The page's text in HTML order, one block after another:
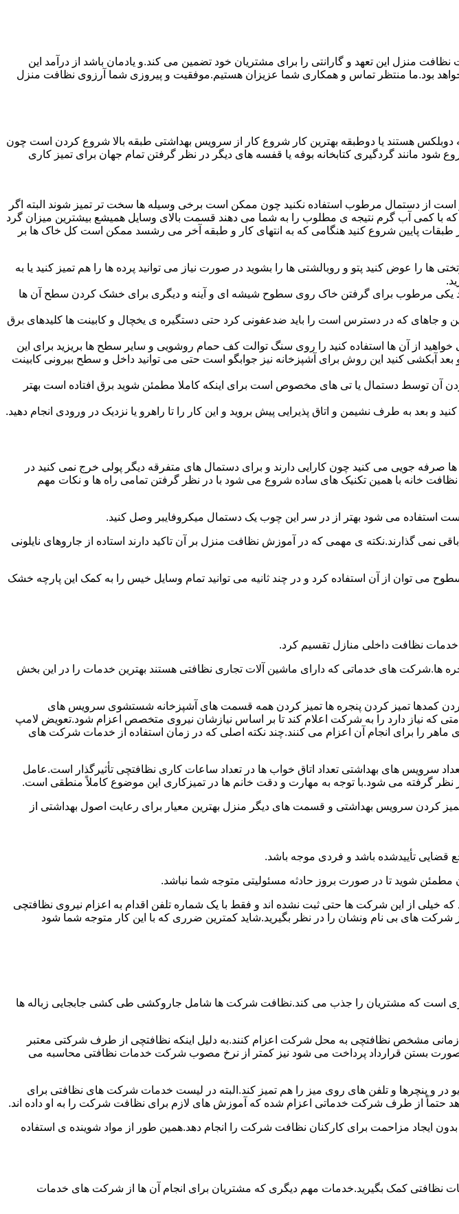
منزل این تعهد و گارانتی را برای مشتریان خود تضمین می کند.و یادمان باشد از درآمد این
بود.ما منتظر تماس و همکاری شما عزیزان هستیم.موفقیت و پیروزی شما آرزوی نظافت منزل
هستند یا دوطبقه بهترین کار شروع کار از سرویس بهداشتی طبقه بالا شروع کردن است چون
شود مانند گردگیری کتابخانه بوفه یا قفسه های دیگر در نظر گرفتن تمام جهان برای تمیز کاری
است از دستمال مرطوب استفاده نکنید چون ممکن است برخی وسیله ها سخت تر تمیز شوند البته اگر
با کمی آب گرم نتیجه ی مطلوب را به شما می دهند قسمت بالای وسایل همیشع بیشترین میزان گرد
طبقات پایین شروع کنید هنگامی که به انتهای کار و طبقه آخر می رشسد ممکن است کل خاک ها بر
ها را عوض کنید پتو و روبالشتی ها را بشوید در صورت نیاز می توانید پرده ها را هم تمیز کنید یا به
یکی مرطوب برای گرفتن خاک روی سطوح شیشه ای و آینه و دیگری برای خشک کردن سطح آن ها
جاهای که در دسترس است را باید ضدعفونی کرد حتی دستگیره ی یخچال و کابینت ها کلیدهای برق
از آن ها استفاده کنید را روی سنگ توالت کف حمام روشویی و سایر سطح ها بریزید برای این
بعد آبکشی کنید این روش برای آشپزخانه نیز جوابگو است حتی می توانید داخل و سطح بیرونی کابینت
توسط دستمال یا تی های مخصوص است برای اینکه کاملا مطمئن شوید برق افتاده است بهتر
بعد به طرف نشیمن و اتاق پذیرایی پیش بروید و این کار را تا راهرو یا نزدیک در ورودی انجام دهید.
صرفه جویی می کنید چون کارایی دارند و برای دستمال های متفرقه دیگر پولی خرج نمی کنید در
خانه با همین تکنیک های ساده شروع می شود با در نظر گرفتن تمامی راه ها و نکات مهم
نمی گذارند.نکته ی مهمی که در آموزش نظافت منزل بر آن تاکید دارند استاده از جاروهای نایلونی
می توان از آن استفاده کرد و در چند ثانیه می توانید تمام وسایل خیس را به کمک این پارچه خشک
نظافت داخلی منازل تقسیم کرد.
های خدماتی که دارای ماشین آلات تجاری نظافتی هستند بهترین خدمات را در این بخش
تمیز کردن پنجره ها تمیز کردن همه قسمت های آشپزخانه شستشوی سرویس های
که نیاز دارد را به شرکت اعلام کند تا بر اساس نیازشان نیروی متخصص اعزام شود.تعویض لامپ
را برای انجام آن اعزام می کنند.چند نکته اصلی که در زمان استفاده از خدمات شرکت های
های بهداشتی تعداد اتاق خواب ها در تعداد ساعات کاری نظافتچی تأثیرگذار است.عامل
گرفته می شود.با توجه به مهارت و دقت خانم ها در تمیزکاری این موضوع کاملاً منطقی است.
کردن سرویس بهداشتی و قسمت های دیگر منزل بهترین معیار برای رعایت اصول بهداشتی از
قضایی تأییدشده باشد و فردی موجه باشد.
شوید تا در صورت بروز حادثه مسئولیتی متوجه شما نباشد.
خیلی از این شرکت ها حتی ثبت نشده اند و فقط با یک شماره تلفن اقدام به اعزام نیروی نظافتچی
شرکت های بی نام ونشان را در نظر بگیرید.شاید کمترین ضرری که با این کار متوجه شما شود
است که مشتریان را جذب می کند.نظافت شرکت ها شامل جاروکشی طی کشی جابجایی زباله ها
مشخص نظافتچی به محل شرکت اعزام کنند.به دلیل اینکه نظافتچی از طرف شرکتی معتبر
در صورت بستن قرارداد پرداخت می شود نیز کمتر از نرخ مصوب شرکت خدمات نظافتی محاسبه می
در و پنچرها و تلفن های روی میز را هم تمیز کند.البته در لیست خدمات شرکت های نظافتی برای
حتماً از طرف شرکت خدماتی اعزام شده که آموزش های لازم برای نظافت شرکت را به او داده اند.
ایجاد مزاحمت برای کارکنان نظافت شرکت را انجام دهد.همین طور از مواد شوینده ی استفاده
نظافتی کمک بگیرید.خدمات مهم دیگری که مشتریان برای انجام آن ها از شرکت های خدمات